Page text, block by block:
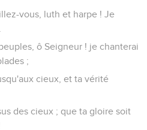
venin d'un serpent, comme
charmeurs, du sorcier expert
leurs dents ; Éternel !
jeunes lions.
eaux qui s'écoulent ! S'il